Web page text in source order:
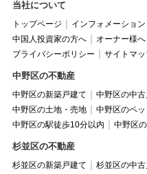
当社について
トップページ インフォメーション
中国人投資家の方へ
オーナー様へ
プライバシーポリシー
サイトマ
中野区の不動産
中野区の新築戸建て 中野区の中
中野区の土地・売地
中野区のペ
中野区の駅徒歩10分以内
中野区
杉並区の不動産
杉並区の新築戸建て 杉並区の中